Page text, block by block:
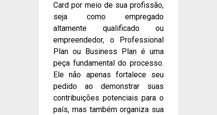
Card por meio de sua profissão,
seja como empregado
altamente qualificado ou
empreendedor, o Professional
Plan ou Business Plan é uma
peça fundamental do processo.
Ele não apenas fortalece seu
pedido ao demonstrar suas
contribuições potenciais para o
país, mas também organiza sua